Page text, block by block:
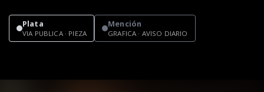
Plata
VIA PUBLICA · PIEZA
Mención
GRAFICA · AVISO DIARIO